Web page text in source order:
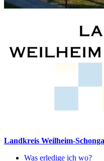
Landkreis Weilheim-
Was erledige ich wo?